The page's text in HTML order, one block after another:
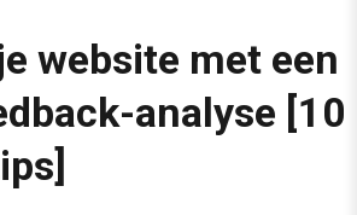
een goede feedback-analyse [10
website met een
analyse [10